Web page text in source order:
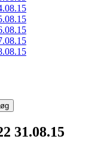
31.08.15